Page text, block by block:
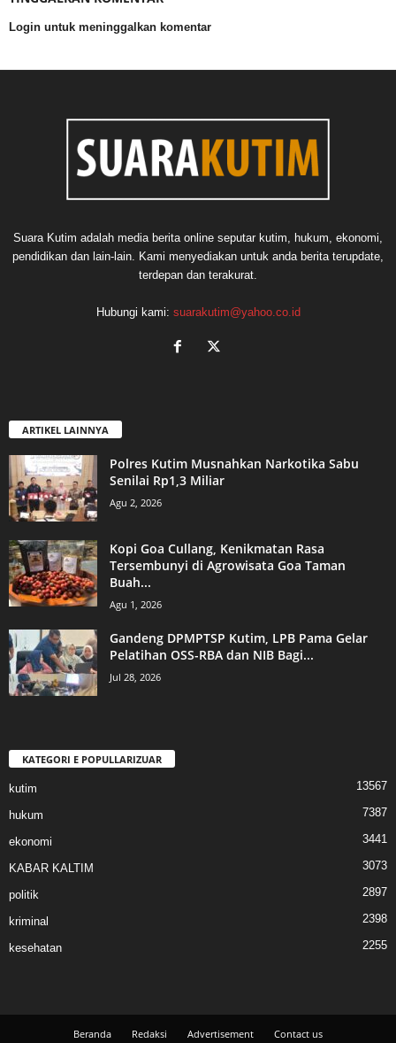
Login untuk meninggalkan komentar
Suara Kutim adalah media berita online seputar kutim, hukum, ekonomi,
pendidikan dan lain-lain. Kami menyediakan untuk anda berita terupdate,
terdepan dan terakurat.
Hubungi kami: suarakutim@yahoo.co.id
ARTIKEL LAINNYA
Polres Kutim Musnahkan Narkotika Sabu
Senilai Rp1,3 Miliar
Agu 2, 2026
Kopi Goa Cullang, Kenikmatan Rasa
Tersembunyi di Agrowisata Goa Taman
Buah...
Agu 1, 2026
Gandeng DPMPTSP Kutim, LPB Pama Gelar
Pelatihan OSS-RBA dan NIB Bagi...
Jul 28, 2026
KATEGORI E POPULLARIZUAR
kutim 13567
hukum 7387
ekonomi 3441
KABAR KALTIM 3073
politik 2897
kriminal 2398
kesehatan 2255
Beranda Redaksi Advertisement Contact us